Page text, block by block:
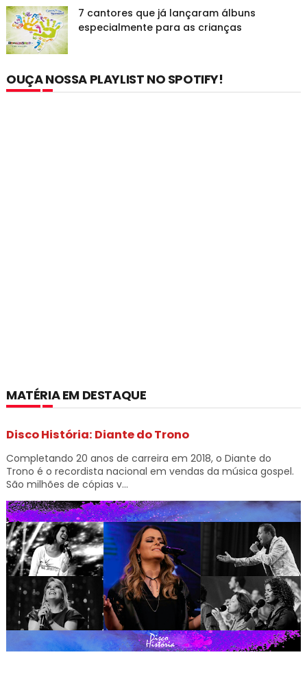
7 cantores que já lançaram álbuns
especialmente para as crianças
OUÇA NOSSA PLAYLIST NO SPOTIFY!
MATÉRIA EM DESTAQUE
Disco História: Diante do Trono
Completando 20 anos de carreira em 2018, o Diante do
Trono é o recordista nacional em vendas da música gospel.
São milhões de cópias v...